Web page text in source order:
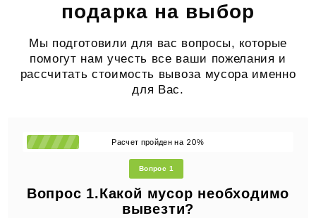
подарка на выбор
Мы подготовили для вас вопросы, которые
помогут нам учесть все ваши пожелания и
рассчитать стоимость вывоза мусора именно
для Вас.
Расчет пройден на 20%
Вопрос 1
Вопрос 1.Какой мусор необходимо
вывезти?